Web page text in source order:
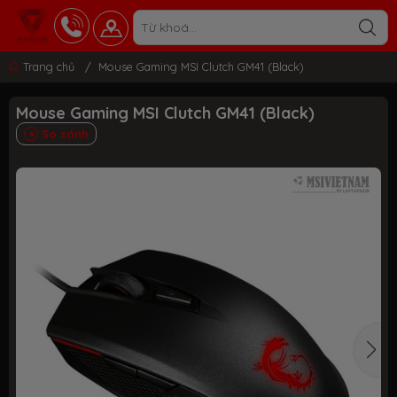
Trang chủ / Mouse Gaming MSI Clutch GM41 (Black)
Mouse Gaming MSI Clutch GM41 (Black)
So sánh